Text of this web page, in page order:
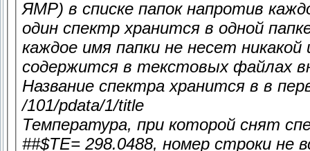
ЯМР) в списке папок напротив
один спектр хранится в одной
каждое имя папки не несет
содержится в текстовых файлах
Название спектра хранится в в
/101/pdata/1/title
Температура, при которой снят
##$TE= 298.0488, номер строки не